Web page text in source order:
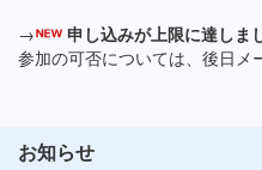
→
申し込みが上限に達しま
参加の可否については、後日メ
お知らせ